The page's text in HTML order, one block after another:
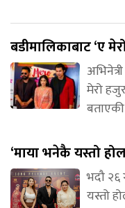
बडीमालिकाबाट ‘ए
मेरो
बताएकी
‘माया भनेकै यस्तो
भदौ २६
यस्तो